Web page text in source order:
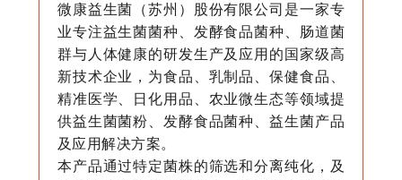
微康益生菌（苏州）股份有限公司是一家专
业专注益生菌菌种、发酵食品菌种、肠道菌
群与人体健康的研发生产及应用的国家级高
新技术企业，为食品、乳制品、保健食品、
精准医学、日化用品、农业微生态等领域提
供益生菌菌粉、发酵食品菌种、益生菌产品
及应用解决方案。
本产品通过特定菌株的筛选和分离纯化，及